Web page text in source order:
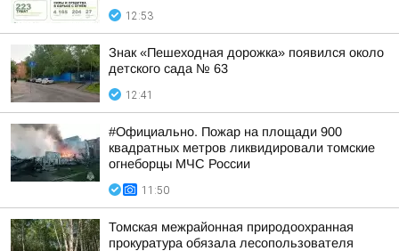
12:53
Знак «Пешеходная дорожка» появился около
детского сада № 63
12:41
#Официально. Пожар на площади 900
квадратных метров ликвидировали томские
огнеборцы МЧС России
11:50
Томская межрайонная природоохранная
прокуратура обязала лесопользователя